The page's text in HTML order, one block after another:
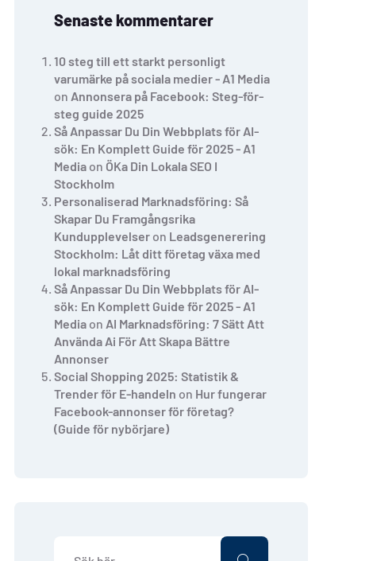
Senaste kommentarer
10 steg till ett starkt personligt
varumärke på sociala medier - A1 Media
on Annonsera på Facebook: Steg-för-
steg guide 2025
Så Anpassar Du Din Webbplats för AI-
sök: En Komplett Guide för 2025 - A1
Media on ÖKa Din Lokala SEO I
Stockholm
Personaliserad Marknadsföring: Så
Skapar Du Framgångsrika
Kundupplevelser on Leadsgenerering
Stockholm: Låt ditt företag växa med
lokal marknadsföring
Så Anpassar Du Din Webbplats för AI-
sök: En Komplett Guide för 2025 - A1
Media on AI Marknadsföring: 7 Sätt Att
Använda Ai För Att Skapa Bättre
Annonser
Social Shopping 2025: Statistik &
Trender för E-handeln on Hur fungerar
Facebook-annonser för företag?
(Guide för nybörjare)